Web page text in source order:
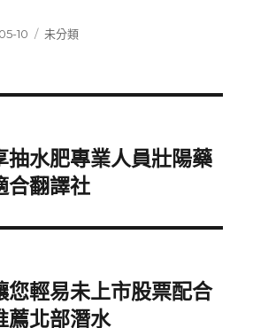
10
分
未分類
抽水肥專業人員壯陽藥
合翻譯社
您輕易未上市股票配合
薦北部潛水